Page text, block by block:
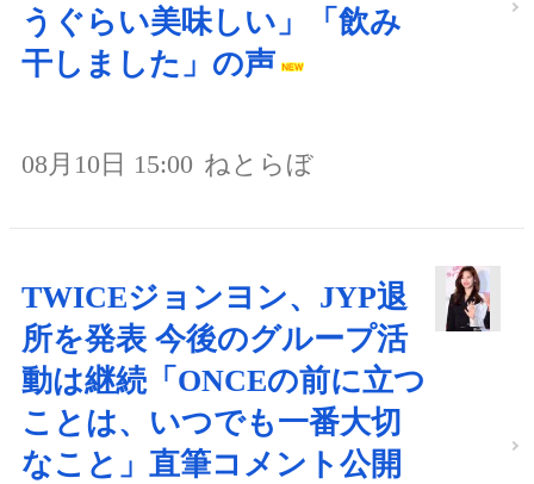
うぐらい美味しい」「飲み
干しました」の声
08月10日 15:00 ねとらぼ
TWICEジョンヨン、JYP退
所を発表 今後のグループ活
動は継続「ONCEの前に立つ
ことは、いつでも一番大切
なこと」直筆コメント公開